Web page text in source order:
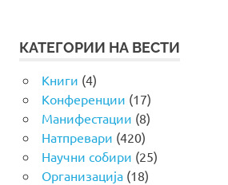
КАТЕГОРИИ НА ВЕСТИ
Книги (4)
Конференции (17)
Манифестации (8)
Натпревари (420)
Научни собири (25)
Организација(18)